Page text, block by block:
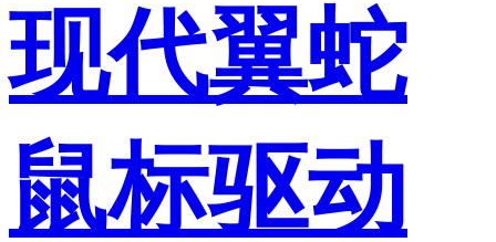
现代翼蛇
鼠标驱动